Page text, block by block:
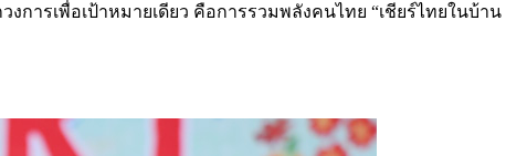
งการเพื่อเป้าหมายเดียว คือการรวมพลังคนไทย “เชียร์ไทยในบ้าน